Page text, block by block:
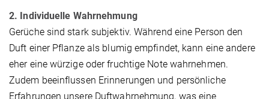
2. Individuelle Wahrnehmung
Gerüche sind stark subjektiv. Während eine Person den
Duft einer Pflanze als blumig empfindet, kann eine andere
eher eine würzige oder fruchtige Note wahrnehmen.
Zudem beeinflussen Erinnerungen und persönliche
Erfahrungen unsere Duftwahrnehmung, was eine